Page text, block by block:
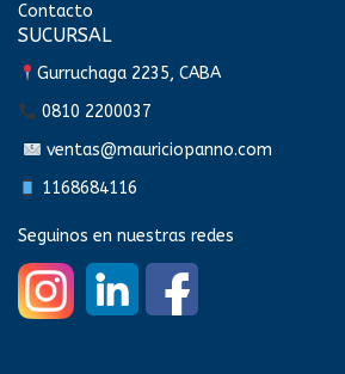
Contacto
SUCURSAL
Gurruchaga 2235, CABA
0810 2200037
ventas@mauriciopanno.com
1168684116
Seguinos en nuestras redes